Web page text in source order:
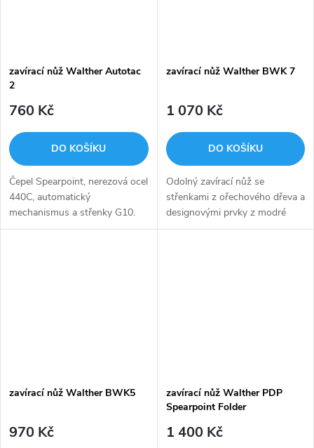
zavírací nůž Walther Autotac
2
760 Kč
DO KOŠÍKU
Čepel Spearpoint, nerezová ocel
440C, automatický
mechanismus a střenky G10.
zavírací nůž Walther BWK 7
1 070 Kč
DO KOŠÍKU
Odolný zavírací nůž se
střenkami z ořechového dřeva a
designovými prvky z modré
perleti.
zavírací nůž Walther BWK5
970 Kč
zavírací nůž Walther PDP
Spearpoint Folder
1 400 Kč